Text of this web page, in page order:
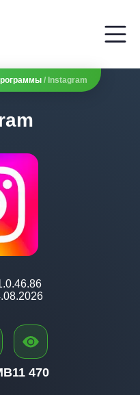
/ Instagram
11 470